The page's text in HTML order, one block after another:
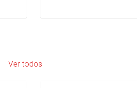
Ver todos